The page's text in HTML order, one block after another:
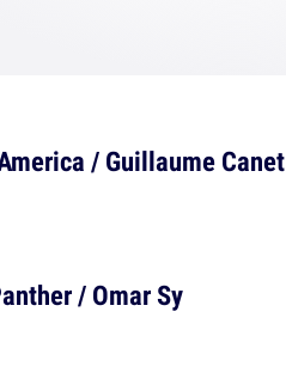
/ Guillaume Canet
/ Omar Sy